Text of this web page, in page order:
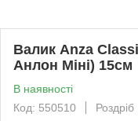
Валик Anza
Анлон Міні) 15см
В наявності
Код: 550510
Роздріб